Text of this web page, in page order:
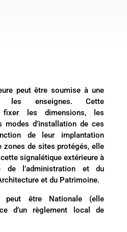
peut être soumise à une
les enseignes. Cette
fixer les dimensions, les
d’installation de ces
de leur implantation
zones de sites protégés, elle
signalétique extérieure à
de l’administration et du
et du Patrimoine.
peut être Nationale (elle
d’un règlement local de